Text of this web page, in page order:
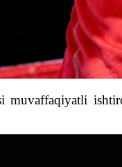
muvaffaqiyatli